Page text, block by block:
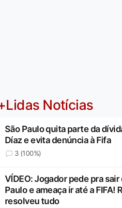
Notícias
São Paulo quita parte da
Díaz e evita denúncia à Fifa
3 (100%)
VÍDEO: Jogador pede pra sair
Paulo e ameaça ir até a FIFA!
resolveu tudo